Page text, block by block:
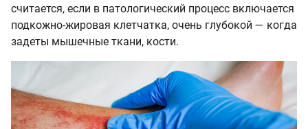
считается, если в патологический процесс включается
подкожно-жировая клетчатка, очень глубокой — когда
задеты мышечные ткани, кости.